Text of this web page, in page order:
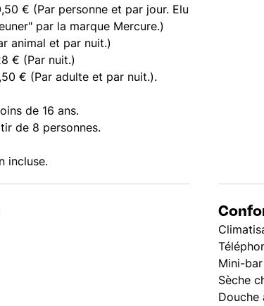
€ (Par personne et par jour. Elu
par la marque Mercure.)
animal et par nuit.)
€ (Par nuit.)
€ (Par adulte et par nuit.).
de 16 ans.
de 8 personnes.
incluse.
Mini-bar
Sèche
Douche